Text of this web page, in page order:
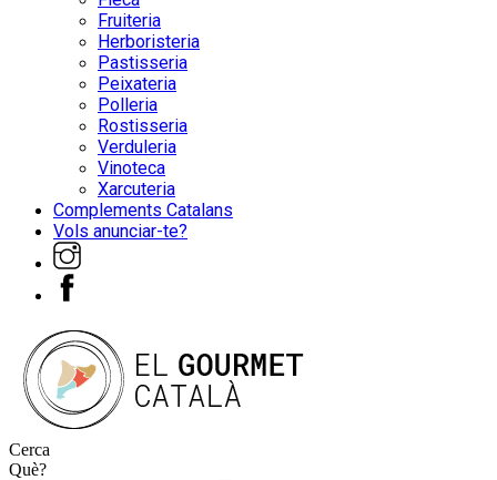
Fruiteria
Herboristeria
Pastisseria
Peixateria
Polleria
Rostisseria
Verduleria
Vinoteca
Xarcuteria
Complements Catalans
Vols anunciar-te?
Cerca
Què?